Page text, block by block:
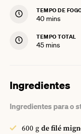
TEMPO DE
40minutes
mins
TEMPO TOTAL
45minutes
mins
Ingredientes
Ingredientes para o
600 g de filé